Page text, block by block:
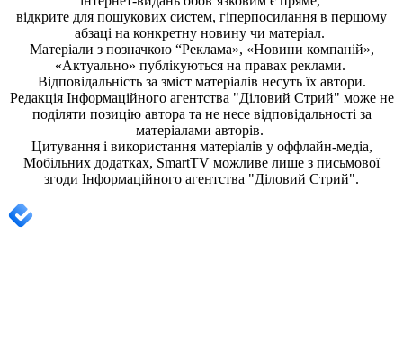
відкрите для пошукових систем, гіперпосилання в першому
абзаці на конкретну новину чи матеріал.
Матеріали з позначкою “Реклама», «Новини компаній»,
«Актуально» публікуються на правах реклами.
Відповідальність за зміст матеріалів несуть їх автори.
Редакція Інформаційного агентства "Діловий Стрий" може не
поділяти позицію автора та не несе відповідальності за
матеріалами авторів.
Цитування і використання матеріалів у оффлайн-медіа,
Мобільних додатках, SmartTV можливе лише з письмової
згоди Інформаційного агентства "Діловий Стрий".